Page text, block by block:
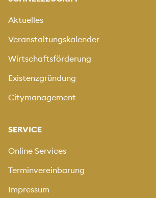
Aktuelles
Veranstaltungskalender
Wirtschaftsförderung
Existenzgründung
Citymanagement
SERVICE
Online Services
Terminvereinbarung
Impressum